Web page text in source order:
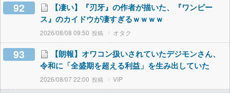
92
【凄い】『刃牙』の作者が描いた、『ワンピー
ス』のカイドウが凄すぎるｗｗｗｗ
2026/08/08 09:50 オタク
93
【朗報】オワコン扱いされていたデジモンさん、
令和に「全盛期を超える利益」を生み出していた
2026/08/07 22:00 VIP